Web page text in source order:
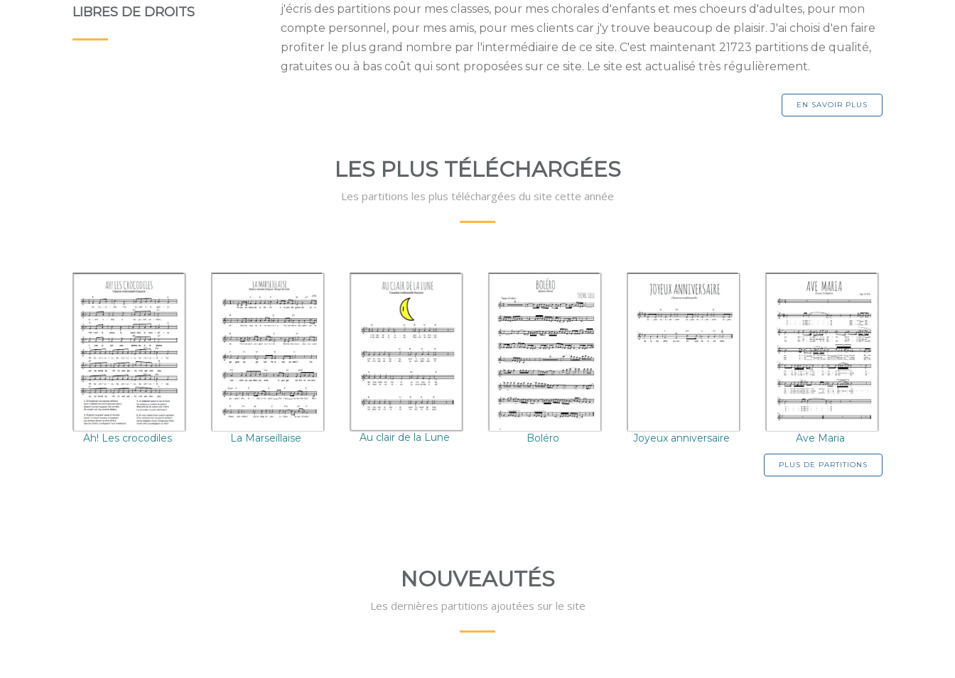
LIBRES DE DROITS
j'écris des partitions pour mes classes, pour mes chorales d'enfants et mes choeurs d'adultes, pour mon
compte personnel, pour mes amis, pour mes clients car j'y trouve beaucoup de plaisir. J'ai choisi d'en faire
profiter le plus grand nombre par l'intermédiaire de ce site. C'est maintenant 21723 partitions de qualité,
gratuites ou à bas coût qui sont proposées sur ce site. Le site est actualisé très régulièrement.
EN SAVOIR PLUS
LES PLUS TÉLÉCHARGÉES
Les partitions les plus téléchargées du site cette année
Ah! Les crocodiles
Ah! Les crocodiles
La Marseillaise
La Marseillaise
Au clair de la Lune
Au clair de la Lune
Boléro
Boléro
Joyeux
anniversaire
Joyeux anniversaire
Ave Maria
Ave Maria
PLUS DE PARTITIONS
NOUVEAUTÉS
Les dernières partitions ajoutées sur le site